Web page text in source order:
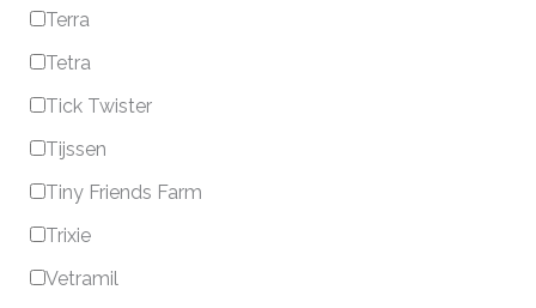
Terra
Tetra
Tick Twister
Tijssen
Tiny Friends Farm
Trixie
Vetramil